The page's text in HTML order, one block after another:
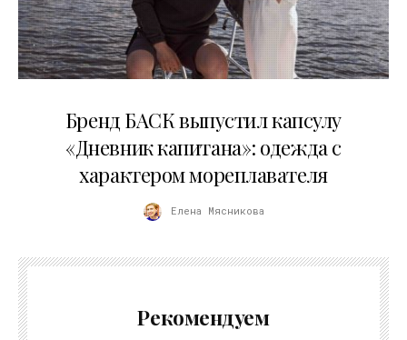
Бренд БАСК выпустил капсулу
«Дневник капитана»: одежда с
характером мореплавателя
Елена Мясникова
Рекомендуем